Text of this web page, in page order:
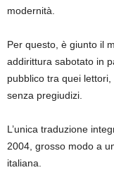
modernità.
Per questo, è giunto il
addirittura sabotato in
pubblico tra quei
senza pregiudizi.
L’unica traduzione
2004, grosso modo a
italiana.